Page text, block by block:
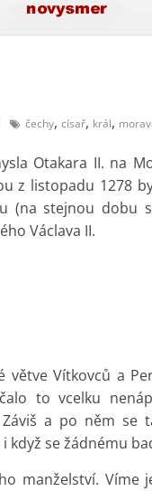
čechy, císař, král,
Otakara II. na
z listopadu 1278
(na stejnou dobu
Václava II.
větve Vítkovců a
to vcelku
a po něm se
když se žádnému
manželství. Víme